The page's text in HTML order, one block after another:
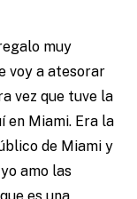
muy
voy a atesorar
vez que tuve la
en Miami. Era la
de Miami y
amo las